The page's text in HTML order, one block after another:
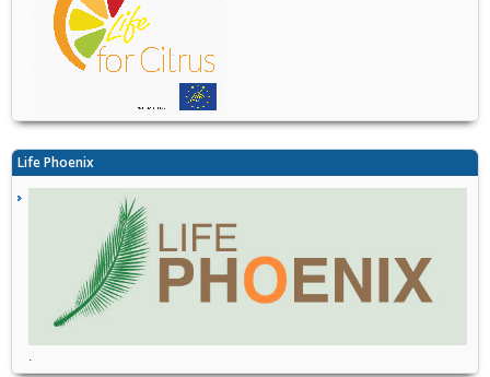
Life Phoenix
.